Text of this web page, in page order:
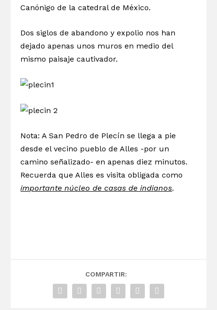
Canónigo de la catedral de México.
Dos siglos de abandono y expolio nos han
dejado apenas unos muros en medio del
mismo paisaje cautivador.
Nota: A San Pedro de Plecín se llega a pie
desde el vecino pueblo de Alles -por un
camino señalizado- en apenas diez minutos.
Recuerda que Alles es visita obligada como
importante núcleo de casas de indianos.
COMPARTIR: